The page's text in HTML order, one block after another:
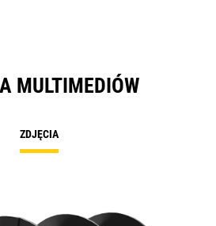
MULTIMEDIÓW
ZDJĘCIA